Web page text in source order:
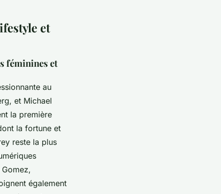
et
féminines et
au
et Michael
la première
la fortune et
reste la plus
également